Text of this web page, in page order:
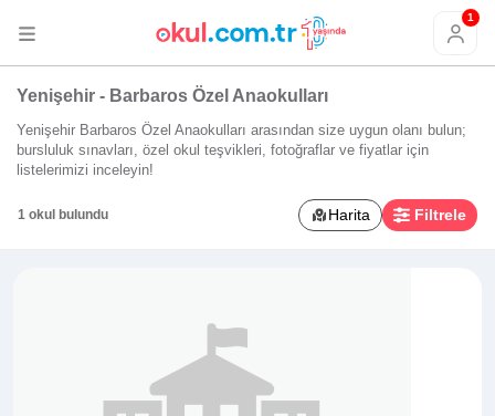
1
Yenişehir - Barbaros Özel Anaokulları
Yenişehir Barbaros Özel Anaokulları arasından size uygun olanı bulun;
bursluluk sınavları, özel okul teşvikleri, fotoğraflar ve fiyatlar için
listelerimizi inceleyin!
1 okul bulundu Harita Filtrele